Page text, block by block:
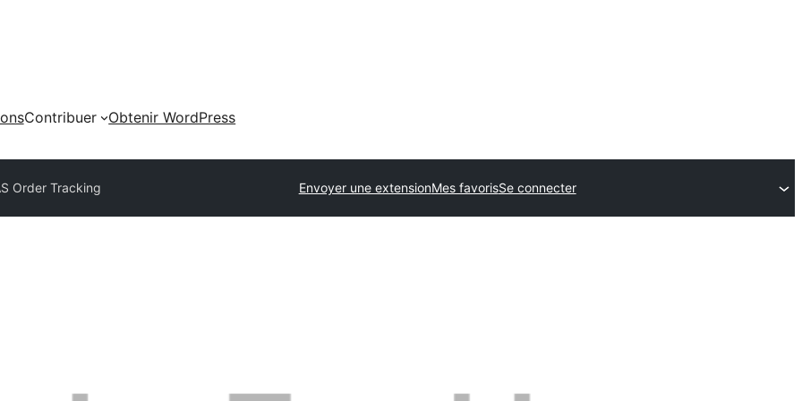
Contribuer
Obtenir WordPress
Order Tracking Envoyer une extensionMes favorisSe connecter